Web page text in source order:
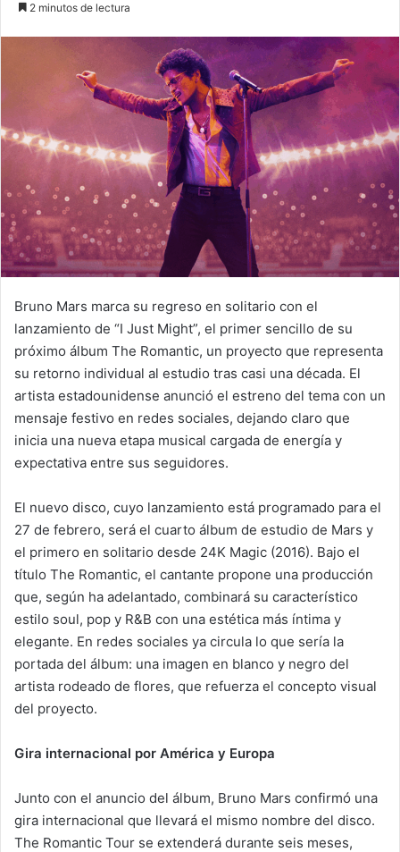
2 minutos de lectura
Bruno Mars marca su regreso en solitario con el
lanzamiento de “I Just Might”, el primer sencillo de su
próximo álbum The Romantic, un proyecto que representa
su retorno individual al estudio tras casi una década. El
artista estadounidense anunció el estreno del tema con un
mensaje festivo en redes sociales, dejando claro que
inicia una nueva etapa musical cargada de energía y
expectativa entre sus seguidores.
El nuevo disco, cuyo lanzamiento está programado para el
27 de febrero, será el cuarto álbum de estudio de Mars y
el primero en solitario desde 24K Magic (2016). Bajo el
título The Romantic, el cantante propone una producción
que, según ha adelantado, combinará su característico
estilo soul, pop y R&B con una estética más íntima y
elegante. En redes sociales ya circula lo que sería la
portada del álbum: una imagen en blanco y negro del
artista rodeado de flores, que refuerza el concepto visual
del proyecto.
Gira internacional por América y Europa
Junto con el anuncio del álbum, Bruno Mars confirmó una
gira internacional que llevará el mismo nombre del disco.
The Romantic Tour se extenderá durante seis meses,